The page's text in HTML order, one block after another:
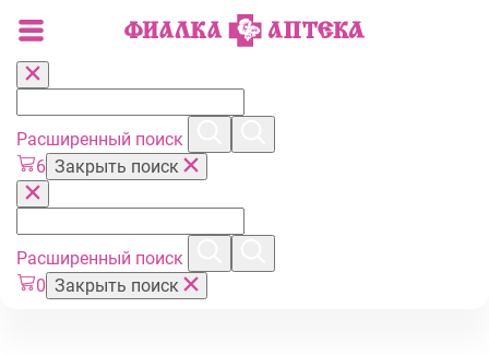
Расширенный поиск
6 Закрыть поиск
Расширенный поиск
0 Закрыть поиск